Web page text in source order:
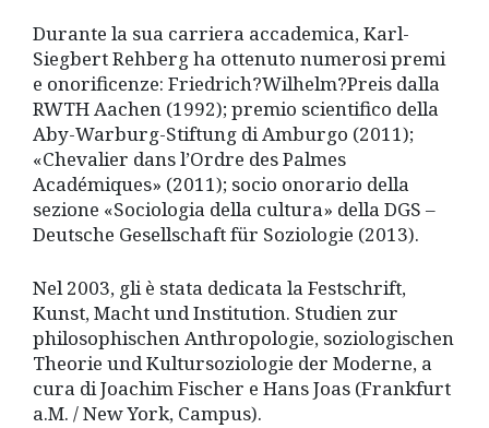
Durante la sua carriera accademica, Karl-
Siegbert Rehberg ha ottenuto numerosi premi
e onorificenze: Friedrich?Wilhelm?Preis dalla
RWTH Aachen (1992); premio scientifico della
Aby-Warburg-Stiftung di Amburgo (2011);
«Chevalier dans l’Ordre des Palmes
Académiques» (2011); socio onorario della
sezione «Sociologia della cultura» della DGS –
Deutsche Gesellschaft für Soziologie (2013).
Nel 2003, gli è stata dedicata la Festschrift,
Kunst, Macht und Institution. Studien zur
philosophischen Anthropologie, soziologischen
Theorie und Kultursoziologie der Moderne, a
cura di Joachim Fischer e Hans Joas (Frankfurt
a.M. / New York, Campus).